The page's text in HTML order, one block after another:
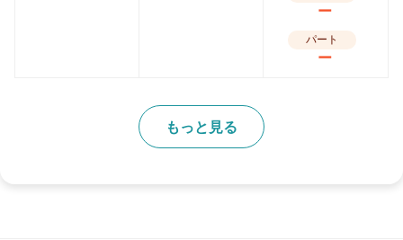
ー
パート
ー
もっと見る